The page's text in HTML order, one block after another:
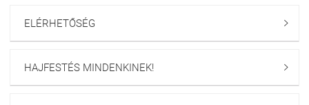
ELÉRHETŐSÉG 
HAJFESTÉS MINDENKINEK! 